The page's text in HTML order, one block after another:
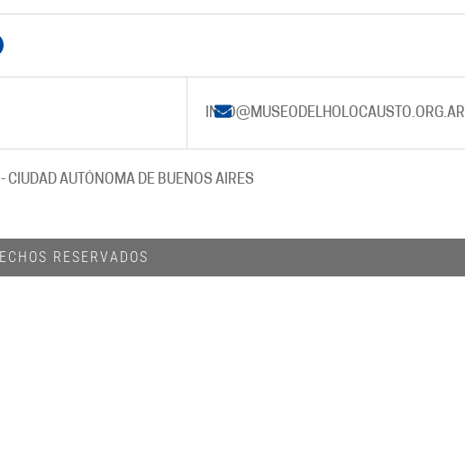
INFO@MUSEODELHOLOCAUSTO.ORG.AR
- CIUDAD AUTÓNOMA DE BUENOS AIRES
RESERVADOS